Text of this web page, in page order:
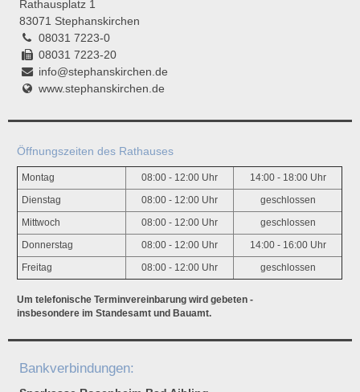
Rathausplatz 1
83071 Stephanskirchen
08031 7223-0
08031 7223-20
info@stephanskirchen.de
www.stephanskirchen.de
Öffnungszeiten des Rathauses
Montag 08:00 - 12:00 Uhr 14:00 - 18:00 Uhr
Dienstag 08:00 - 12:00 Uhr geschlossen
Mittwoch 08:00 - 12:00 Uhr geschlossen
Donnerstag 08:00 - 12:00 Uhr 14:00 - 16:00 Uhr
Freitag 08:00 - 12:00 Uhr geschlossen
Um telefonische Terminvereinbarung wird gebeten -
insbesondere im Standesamt und Bauamt.
Bankverbindungen: